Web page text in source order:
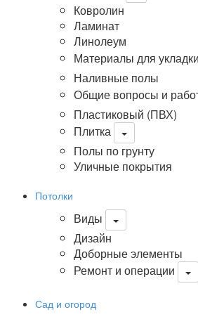
Ковролин
Ламинат
Линолеум
Материалы для укладки
Наливные полы
Общие вопросы и
Пластиковый (ПВХ)
Плитка
Полы по грунту
Уличные покрытия
Потолки
Виды
Дизайн
Доборные элементы
Ремонт и операции
Сад и огород